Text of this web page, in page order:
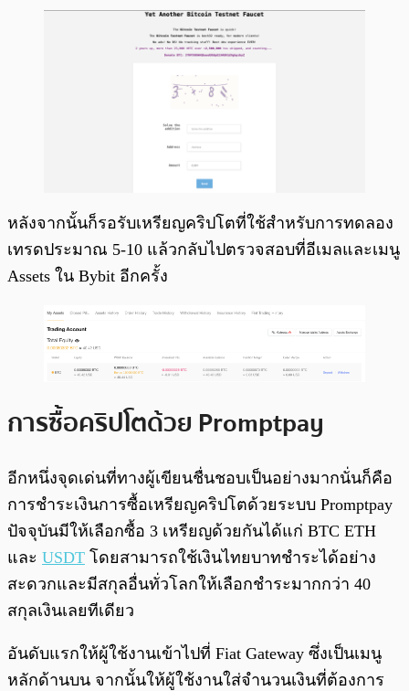
หลังจากนั้นก็รอรับเหรียญคริปโตที่ใช้สำหรับการทดลอง
เทรดประมาณ 5-10 แล้วกลับไปตรวจสอบที่อีเมลและเมนู
Assets ใน Bybit อีกครั้ง
การซื้อคริปโตด้วย Promptpay
อีกหนึ่งจุดเด่นที่ทางผู้เขียนชื่นชอบเป็นอย่างมากนั่นก็คือ
การชำระเงินการซื้อเหรียญคริปโตด้วยระบบ Promptpay
ปัจจุบันมีให้เลือกซื้อ 3 เหรียญด้วยกันได้แก่ BTC ETH
และ USDT โดยสามารถใช้เงินไทยบาทชำระได้อย่าง
สะดวกและมีสกุลอื่นทั่วโลกให้เลือกชำระมากกว่า 40
สกุลเงินเลยทีเดียว
อันดับแรกให้ผู้ใช้งานเข้าไปที่ Fiat Gateway ซึ่งเป็นเมนู
หลักด้านบน จากนั้นให้ผู้ใช้งานใส่จำนวนเงินที่ต้องการ